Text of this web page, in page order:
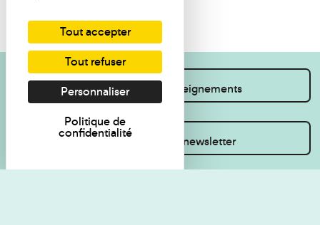
Je souhaite des renseignements
Inscrivez-vous à la newsletter
Tout accepter
Tout refuser
Personnaliser
Politique de
confidentialité